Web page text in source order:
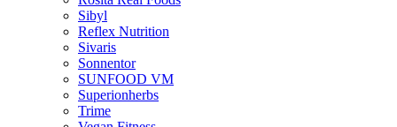
Sibyl
Reflex Nutrition
Sivaris
Sonnentor
SUNFOOD VM
Superionherbs
Trime